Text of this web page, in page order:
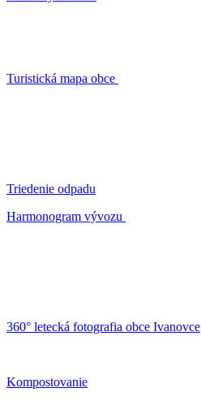
Turistická mapa obce
Triedenie odpadu
Harmonogram vývozu
360° letecká fotografia obce Ivanovce
Kompostovanie